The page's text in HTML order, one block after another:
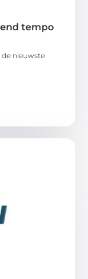
tempo
nieuwste